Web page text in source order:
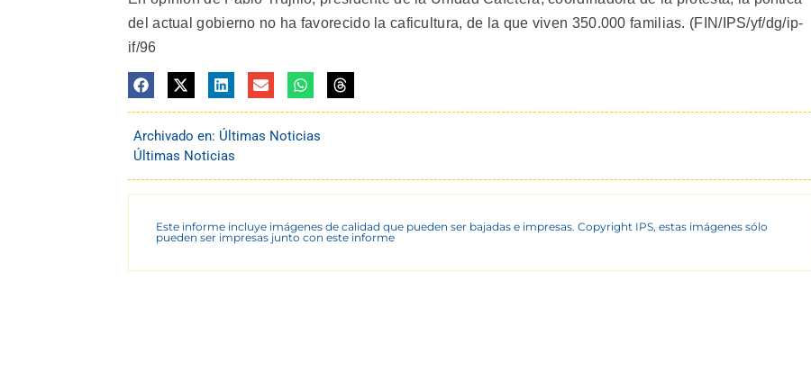
del actual gobierno no ha favorecido la caficultura, de la que viven 350.000 familias. (FIN/IPS/yf/dg/ip-
if/96
Archivado en: Últimas Noticias
Últimas Noticias
Este informe incluye imágenes de calidad que pueden ser bajadas e impresas. Copyright IPS, estas imágenes sólo
pueden ser impresas junto con este informe